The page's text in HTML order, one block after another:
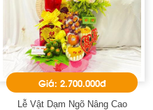
Giá: 2.700.000đ
Lễ Vật Dạm Ngõ Nâng Cao